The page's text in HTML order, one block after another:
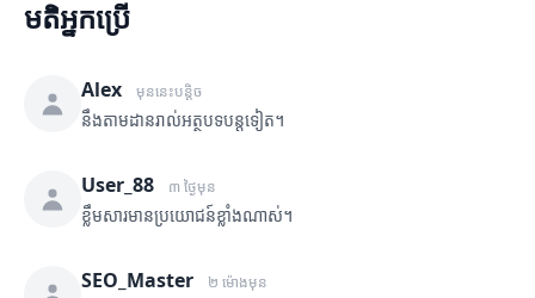
មតិអ្នកប្រើ
Alex មុននេះបន្តិច
នឹងតាមដានរាល់អត្ថបទបន្តទៀត។
User_88 ៣ ថ្ងៃមុន
ខ្លឹមសារមានប្រយោជន៍ខ្លាំងណាស់។
SEO_Master ២ ម៉ោងមុន